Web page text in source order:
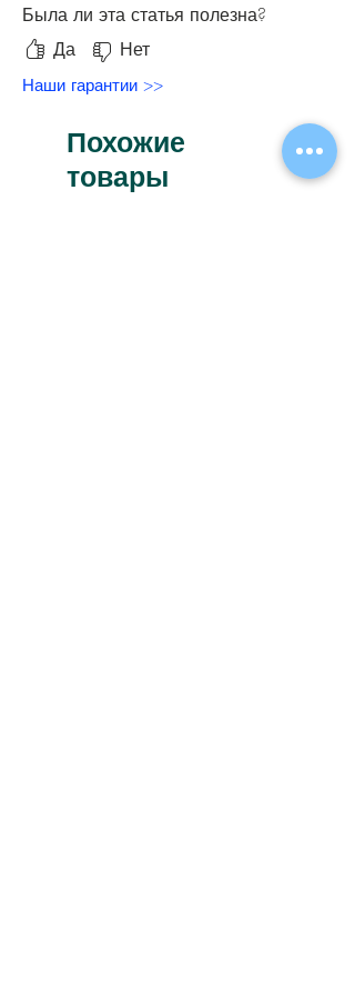
Была ли эта статья полезна?
Да
Нет
Наши гарантии >>
Похожие
товары